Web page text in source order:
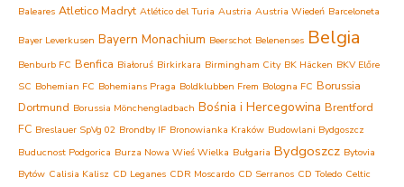
Baleares Atletico Madryt Atlético del Turia Austria Austria Wiedeń Barceloneta
Bayer Leverkusen Bayern Monachium Beerschot Belenenses Belgia
Benburb FC Benfica Białoruś Birkirkara Birmingham City BK Häcken BKV Előre
SC Bohemian FC Bohemians Praga Boldklubben Frem Bologna FC Borussia
Dortmund Borussia Mönchengladbach Bośnia i Hercegowina Brentford
FC Breslauer SpVg 02 Brondby IF Bronowianka Kraków Budowlani Bydgoszcz
Buducnost Podgorica Burza Nowa Wieś Wielka Bułgaria Bydgoszcz Bytovia
Bytów Calisia Kalisz CD Leganes CDR Moscardo CD Serranos CD Toledo Celtic